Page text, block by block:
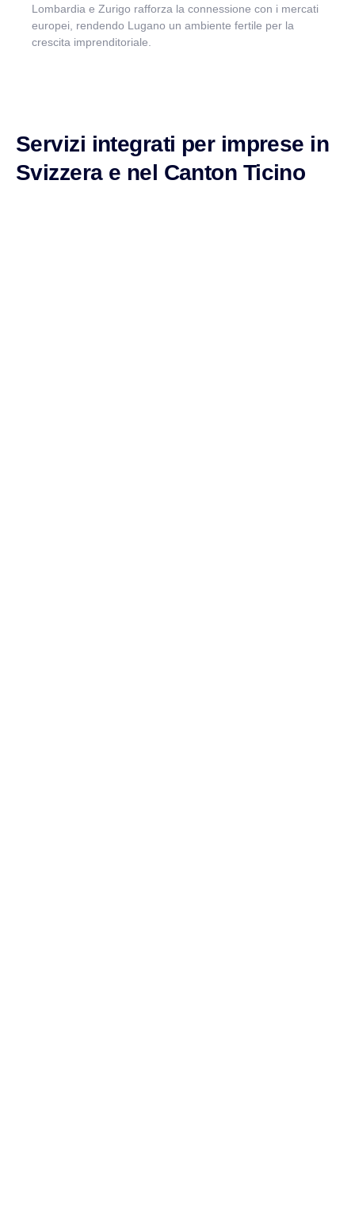
Lombardia e Zurigo rafforza la connessione con i mercati
europei, rendendo Lugano un ambiente fertile per la
crescita imprenditoriale.
Servizi integrati per imprese in
Svizzera e nel Canton Ticino